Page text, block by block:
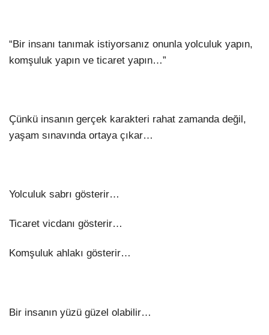
“Bir insanı tanımak istiyorsanız onunla yolculuk yapın,
komşuluk yapın ve ticaret yapın…”
Çünkü insanın gerçek karakteri rahat zamanda değil,
yaşam sınavında ortaya çıkar…
Yolculuk sabrı gösterir…
Ticaret vicdanı gösterir…
Komşuluk ahlakı gösterir…
Bir insanın yüzü güzel olabilir…